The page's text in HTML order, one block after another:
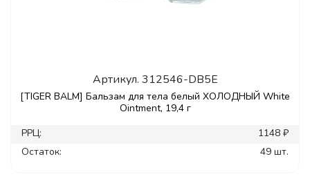
Артикул. 312546-DB5E
[TIGER BALM] Бальзам для тела белый ХОЛОДНЫЙ White
Ointment, 19,4 г
РРЦ:
1148 ₽
Остаток:
49 шт.